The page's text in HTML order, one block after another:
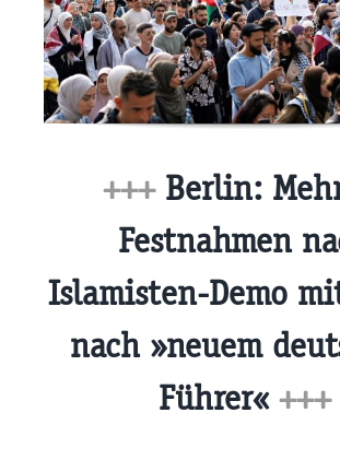
+++Berlin:
Festnahmen
Islamisten-Demo
nach »neuem
Führer« +++